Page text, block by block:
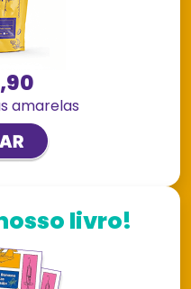
amarelas
livro!